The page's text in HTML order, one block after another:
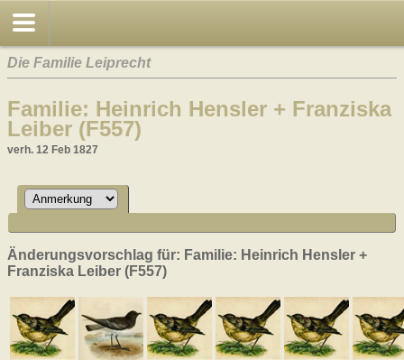
Die Familie Leiprecht
Familie: Heinrich Hensler + Franziska
Leiber (F557)
verh. 12 Feb 1827
Änderungsvorschlag für: Familie: Heinrich Hensler +
Franziska Leiber (F557)